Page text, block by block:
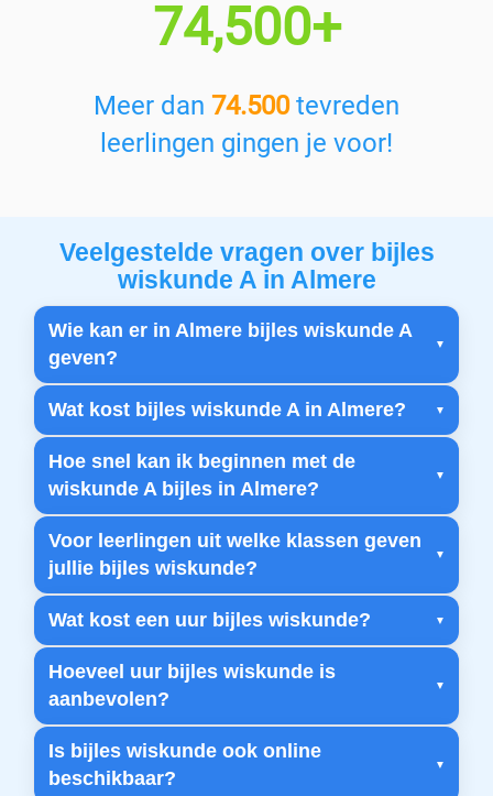
74,500+
Meer dan 74.500tevreden
leerlingen gingen je voor!
Veelgestelde vragen over bijles
wiskunde A in Almere
Wie kan er in Almere bijles wiskunde A
geven?
Wat kost bijles wiskunde A in Almere?
Hoe snel kan ik beginnen met de
wiskunde A bijles in Almere?
Voor leerlingen uit welke klassen geven
jullie bijles wiskunde?
Wat kost een uur bijles wiskunde?
Hoeveel uur bijles wiskunde is
aanbevolen?
Is bijles wiskunde ook online
beschikbaar?